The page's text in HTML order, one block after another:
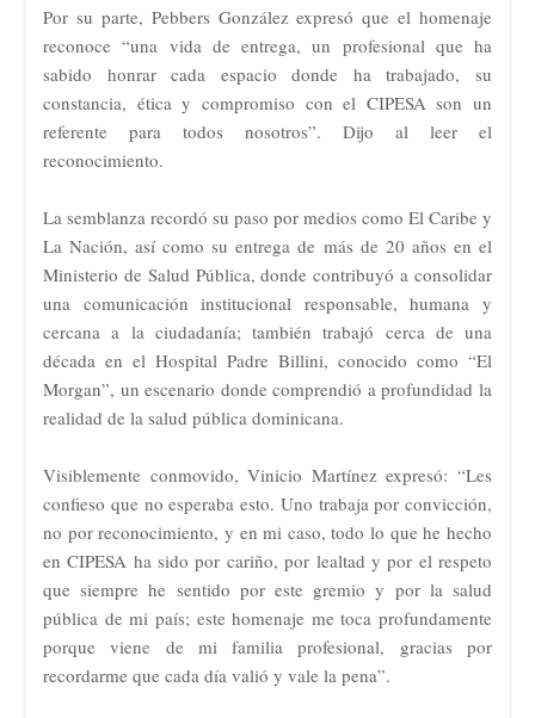
Por su parte, Pebbers González expresó que el homenaje
reconoce “una vida de entrega, un profesional que ha
sabido honrar cada espacio donde ha trabajado, su
constancia, ética y compromiso con el CIPESA son un
referente para todos nosotros”. Dijo al leer el
reconocimiento.
La semblanza recordó su paso por medios como El Caribe y
La Nación, así como su entrega de más de 20 años en el
Ministerio de Salud Pública, donde contribuyó a consolidar
una comunicación institucional responsable, humana y
cercana a la ciudadanía; también trabajó cerca de una
década en el Hospital Padre Billini, conocido como “El
Morgan”, un escenario donde comprendió a profundidad la
realidad de la salud pública dominicana.
Visiblemente conmovido, Vinicio Martínez expresó: “Les
confieso que no esperaba esto. Uno trabaja por convicción,
no por reconocimiento, y en mi caso, todo lo que he hecho
en CIPESA ha sido por cariño, por lealtad y por el respeto
que siempre he sentido por este gremio y por la salud
pública de mi país; este homenaje me toca profundamente
porque viene de mi familia profesional, gracias por
recordarme que cada día valió y vale la pena”.